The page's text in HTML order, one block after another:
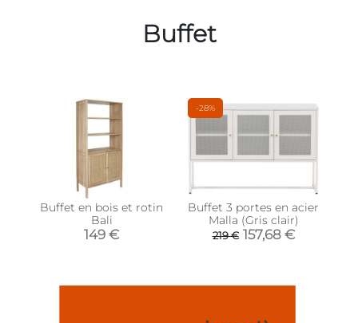
Buffet
Buffet en bois et rotin
Bali
149 €
-28%
Buffet 3 portes en acier
Malla (Gris clair)
219 € 157,68 €